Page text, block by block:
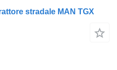
stradale MAN TGX